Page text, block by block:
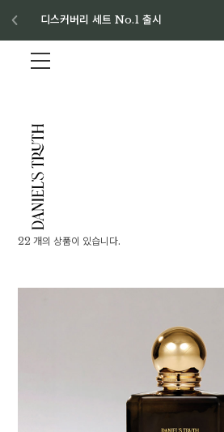
8월 이벤트 혜택
22 개의 상품이 있습니다.